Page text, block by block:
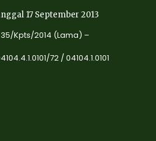
17 September 2013
Kpts/2014 (Lama) –
72 / 04104.1.0101